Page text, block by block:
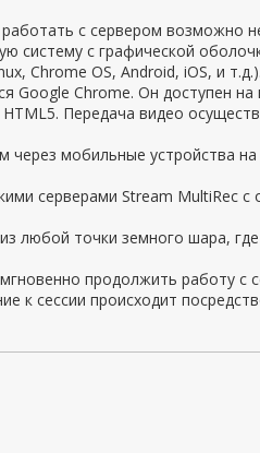
с сервером возможно
систему с графической
Chrome OS, Android, iOS, и
Google Chrome. Он доступен
Передача видео
мобильные устройства
серверами Stream MultiRec с
любой точки земного шара,
продолжить работу с
к сессии происходит